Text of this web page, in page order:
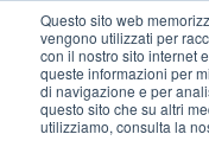
Questo sito web
vengono utilizzati per
con il nostro sito internet
queste informazioni per
di navigazione e per
questo sito che su altri
utilizziamo, consulta la
contenuto
principale